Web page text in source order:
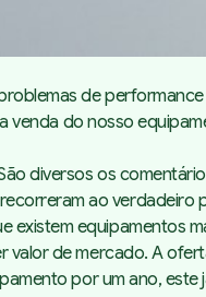
de
venda do nosso
diversos os
ao
existem equipamentos
de mercado. A
por um ano,